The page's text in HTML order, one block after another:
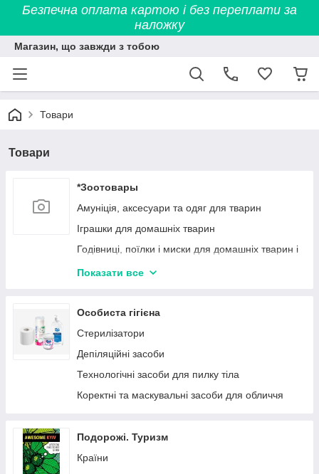
Безпечна оплата картою і без переплати за
наложку
Магазин, що завжди з тобою
Товари
Товари
*Зоотовары
Амуніція, аксесуари та одяг для тварин
Іграшки для домашніх тварин
Годівниці, поїлки і миски для домашніх тварин і
Показати все
Особиста гігієна
Стерилізатори
Депіляційні засоби
Технологічні засоби для пилку тіла
Коректні та маскувальні засоби для обличчя
Подорожі. Туризм
Країни